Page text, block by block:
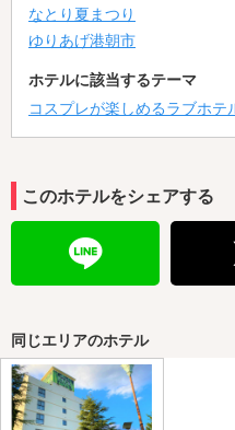
なとり夏まつり
ゆりあげ港朝市
ホテルに該当するテーマ
コスプレが楽しめるラブホテ
このホテルをシェアする
同じエリアのホテル